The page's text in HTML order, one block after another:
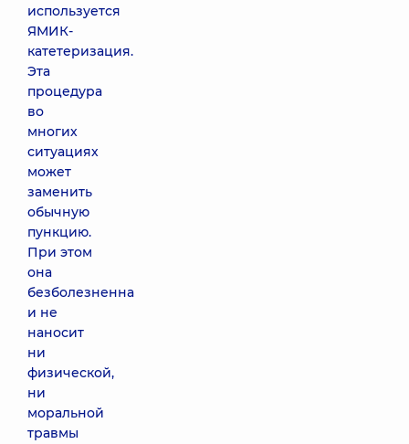
используется
ЯМИК-
катетеризация.
Эта
процедура
во
многих
ситуациях
может
заменить
обычную
пункцию.
При этом
она
безболезненна
и не
наносит
ни
физической,
ни
моральной
травмы